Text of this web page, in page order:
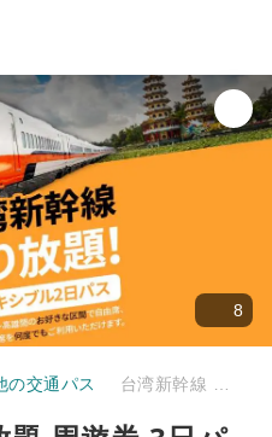
8
の交通パス